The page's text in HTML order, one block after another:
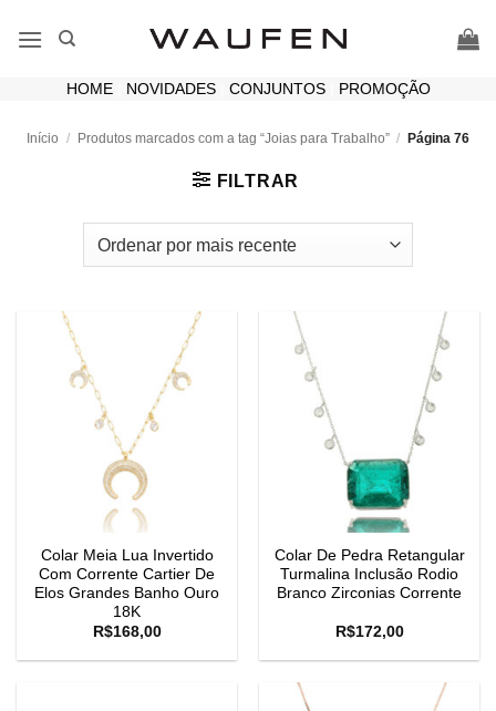
HOME| NOVIDADES| CONJUNTOS| PROMOÇÃO
Início / Produtos marcados com a tag “Joias para Trabalho” / Página 76
FILTRAR
Colar Meia Lua Invertido
Com Corrente Cartier De
Elos Grandes Banho Ouro
18K
R$168,00
Colar De Pedra Retangular
Turmalina Inclusão Rodio
Branco Zirconias Corrente
R$172,00